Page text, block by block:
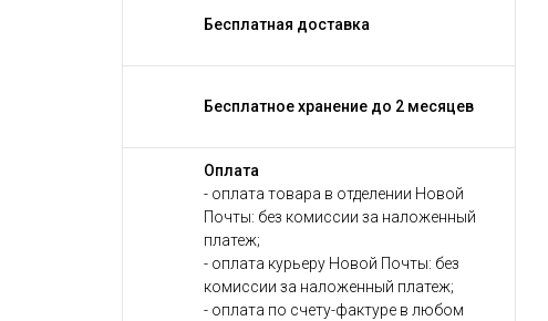
Бесплатная доставка
Бесплатное хранение до 2 месяцев
Оплата
- оплата товара в отделении Новой
Почты: без комиссии за наложенный
платеж;
- оплата курьеру Новой Почты: без
комиссии за наложенный платеж;
- оплата по счету-фактуре в любом